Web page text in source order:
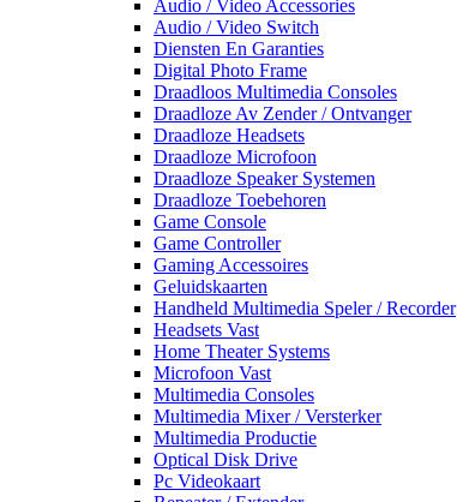
Audio / Video Accessories
Audio / Video Switch
Diensten En Garanties
Digital Photo Frame
Draadloos Multimedia Consoles
Draadloze Av Zender / Ontvanger
Draadloze Headsets
Draadloze Microfoon
Draadloze Speaker Systemen
Draadloze Toebehoren
Game Console
Game Controller
Gaming Accessoires
Geluidskaarten
Handheld Multimedia Speler / Recorder
Headsets Vast
Home Theater Systems
Microfoon Vast
Multimedia Consoles
Multimedia Mixer / Versterker
Multimedia Productie
Optical Disk Drive
Pc Videokaart